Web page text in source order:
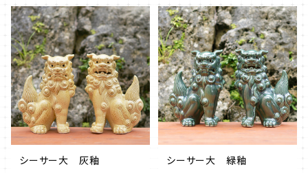
シーサー大 灰釉
シーサー大 緑釉